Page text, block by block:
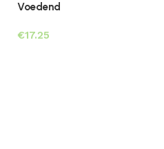
Voedend
€